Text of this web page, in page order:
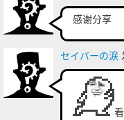
感谢分享
セイバーの涙